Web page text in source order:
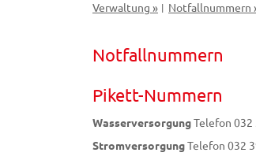
Verwaltung » | Notfallnummern
Notfallnummern
Pikett-Nummern
WasserversorgungTelefon 032
StromversorgungTelefon 032